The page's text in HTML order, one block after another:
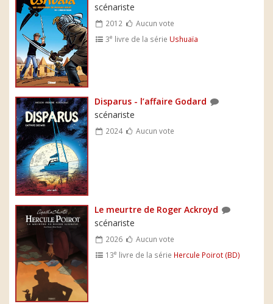
scénariste
2012
Aucun vote
3e livre de la série Ushuaïa
Disparus - l’affaire Godard
scénariste
2024 Aucun vote
Le meurtre de Roger Ackroyd
scénariste
2026
Aucun vote
13e livre de la série Hercule Poirot (BD)